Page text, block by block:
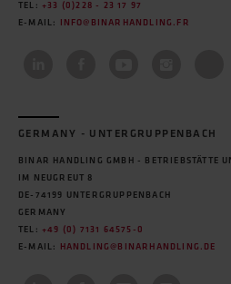
TEL: +33 (0)228 - 23 17 97
E-MAIL:
INFO@BINARHANDLING.FR
GERMANY - UNTERGRUPPENBACH
BINAR HANDLING GMBH - BETRIEBSTÄTTE
IM NEUGREUT 8
DE-74199 UNTERGRUPPENBACH
GERMANY
TEL: +49 (0) 7131 64575-0
E-MAIL:
HANDLING@BINARHANDLING.DE